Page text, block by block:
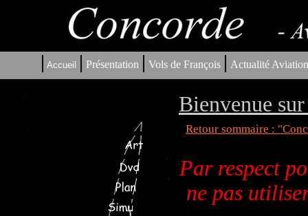
| Accueil | Présentation | Vols de François | Actualité
Bienvenue
Retour sommaire :
Par respect
ne pas